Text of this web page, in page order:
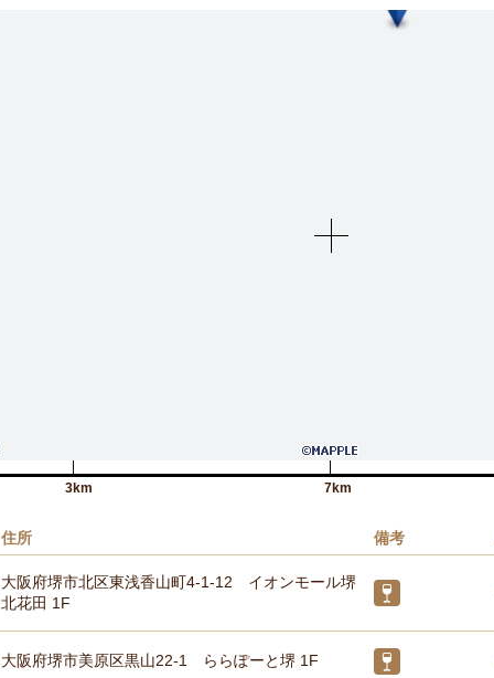
3km 7km
住所 備考
大阪府堺市北区東浅香山町4-1-12 イオンモール堺
北花田 1F
大阪府堺市美原区黒山22-1 ららぽーと堺 1F